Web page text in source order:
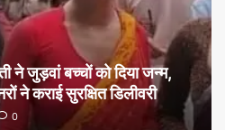
ने जुड़वां बच्चों को दिया जन्म,
ने कराई सुरक्षित डिलीवरी
0